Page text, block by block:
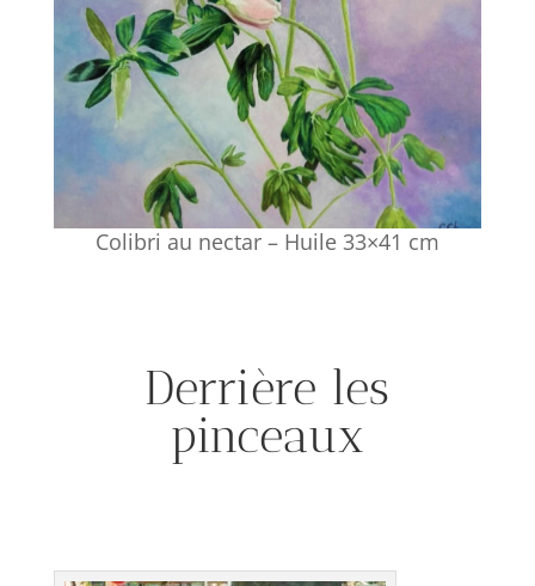
Colibri au nectar – Huile 33×41 cm
Derrière les
pinceaux